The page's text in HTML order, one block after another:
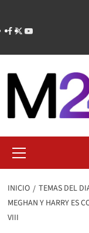
contenido
primario
INICIO TEMAS DEL
MEGHAN Y HARRY ES
VIII